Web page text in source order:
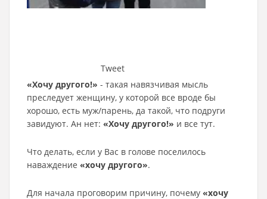
Tweet
«Хочу другого!» - такая навязчивая мысль
преследует женщину, у которой все вроде бы
хорошо, есть муж/парень, да такой, что подруги
завидуют. Ан нет: «Хочу другого!» и все тут.
Что делать, если у Вас в голове поселилось
наваждение «хочу другого».
Для начала проговорим причину, почему «хочу